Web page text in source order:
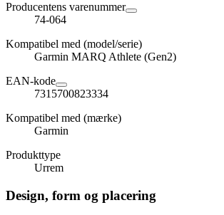
Producentens varenummer
74-064
Kompatibel med (model/serie)
Garmin MARQ Athlete (Gen2)
EAN-kode
7315700823334
Kompatibel med (mærke)
Garmin
Produkttype
Urrem
Design, form og placering